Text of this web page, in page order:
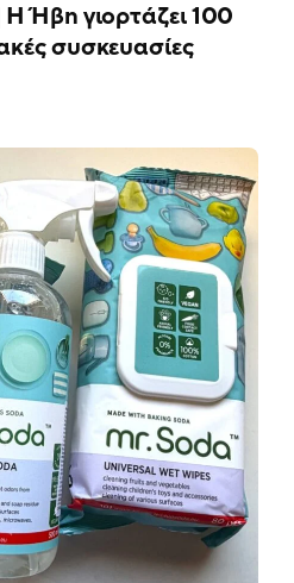
Ήβη γιορτάζει 100
συσκευασίες